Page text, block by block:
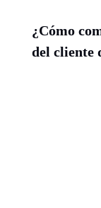
¿Cómo
del cliente